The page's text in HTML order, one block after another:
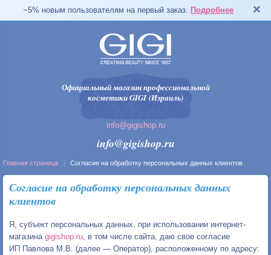
−5% новым пользователям на первый заказ. Подробнее
Официальный магазин профессиональной
косметики GIGI (Израиль)
info@gigishop.ru
info@gigishop.ru
Главная страница Согласие на обработку персональных данных клиентов
Согласие на обработку персональных данных
клиентов
Я, субъект персональных данных, при использовании интернет-
магазина gigishop.ru , в том числе сайта, даю свое согласие
ИП Павлова М.В. (далее — Оператор), расположенному по адресу: